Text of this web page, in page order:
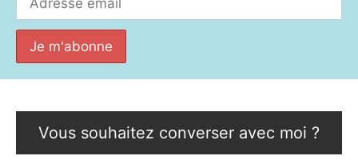
Vous souhaitez converser avec moi ?